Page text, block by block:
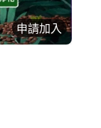
申請加入